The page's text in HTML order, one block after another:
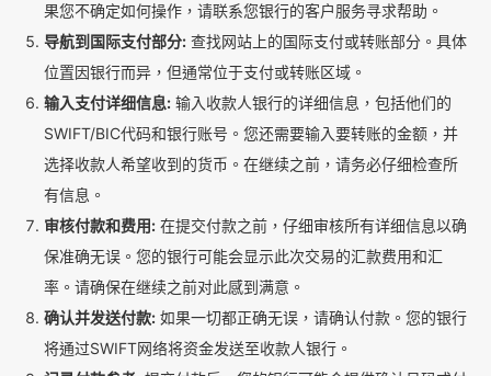
果您不确定如何操作，请联系您银行的客户服务寻求帮助。
导航到国际支付部分: 查找网站上的国际支付或转账部分。具体
位置因银行而异，但通常位于支付或转账区域。
输入支付详细信息: 输入收款人银行的详细信息，包括他们的
SWIFT/BIC代码和银行账号。您还需要输入要转账的金额，并
选择收款人希望收到的货币。在继续之前，请务必仔细检查所
有信息。
审核付款和费用: 在提交付款之前，仔细审核所有详细信息以确
保准确无误。您的银行可能会显示此次交易的汇款费用和汇
率。请确保在继续之前对此感到满意。
确认并发送付款: 如果一切都正确无误，请确认付款。您的银行
将通过SWIFT网络将资金发送至收款人银行。